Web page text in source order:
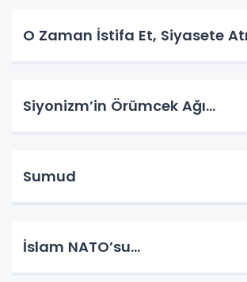
O Zaman İstifa Et, Siyasete
Siyonizm’in Örümcek Ağı…
Sumud
İslam NATO’su…